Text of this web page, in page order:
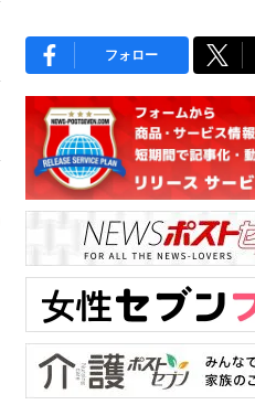
フォロー